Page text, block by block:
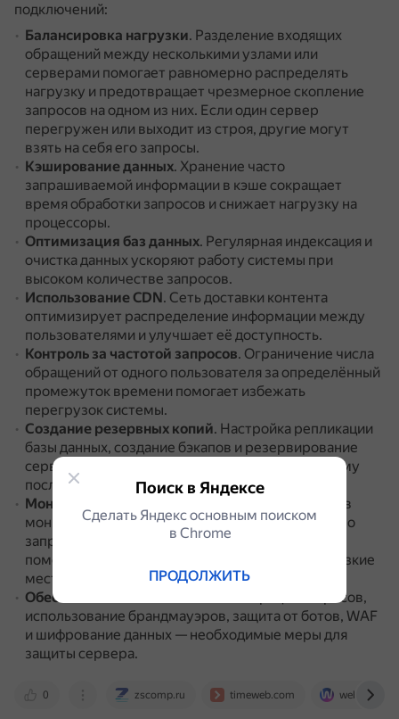
подключений:
Балансировка нагрузки. Разделение входящих
обращений между несколькими узлами или
серверами помогает равномерно распределять
нагрузку и предотвращает чрезмерное скопление
запросов на одном из них. Если один сервер
перегружен или выходит из строя, другие могут
взять на себя его запросы.
Кэширование данных. Хранение часто
запрашиваемой информации в кэше сокращает
время обработки запросов и снижает нагрузку на
процессоры.
Оптимизация баз данных. Регулярная индексация и
очистка данных ускоряют работу системы при
высоком количестве запросов.
Использование CDN. Сеть доставки контента
оптимизирует распределение информации между
пользователями и улучшает её доступность.
Контроль за частотой запросов. Ограничение числа
обращений от одного пользователя за определённый
промежуток времени помогает избежать
перегрузок системы.
Создание резервных копий. Настройка репликации
базы данных, создание бэкапов и резервирование
серверов помогает быстро восстановить систему
после сбоя или атаки.
Мониторинг и анализ
Внедрение инструментов
мониторинга позволяет отслеживать количество
запросов и производительность сервера, что
помогает выявить и устранить потенциальные узкие
места.
Обеспечение безопасности
Фильтрация запросов,
использование брандмауэров, защита от ботов, WAF
и шифрование данных — необходимые меры для
защиты сервера.
0 zscomp.ru timeweb.com webest.ru
Поиск в Яндексе
Сделать Яндекс основным поиском
в Сhrome
ПРОДОЛЖИТЬ